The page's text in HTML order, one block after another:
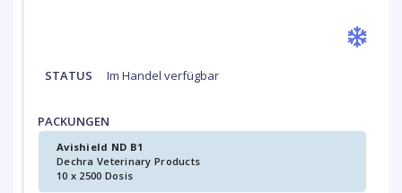
STATUS Im Handel verfügbar
PACKUNGEN
Avishield ND B1
Dechra Veterinary Products
10 x 2500 Dosis